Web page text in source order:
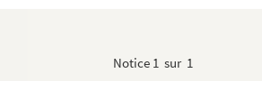
Notice 1 sur 1